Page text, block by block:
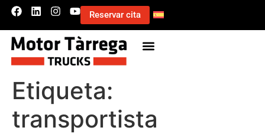
Reservar cita
Etiqueta:
transportista